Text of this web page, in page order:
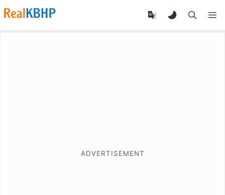
RealKBHP